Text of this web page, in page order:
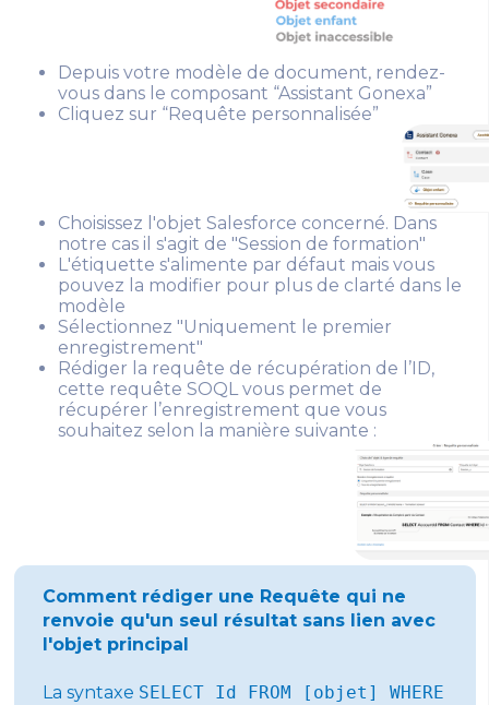
Depuis votre modèle de document, rendez-
vous dans le composant “Assistant Gonexa”
Cliquez sur “Requête personnalisée”
Choisissez l'objet Salesforce concerné. Dans
notre cas il s'agit de "Session de formation"
L'étiquette s'alimente par défaut mais vous
pouvez la modifier pour plus de clarté dans le
modèle
Sélectionnez "Uniquement le premier
enregistrement"
Rédiger la requête de récupération de l’ID,
cette requête SOQL vous permet de
récupérer l’enregistrement que vous
souhaitez selon la manière suivante :
Comment rédiger une Requête qui ne
renvoie qu'un seul résultat sans lien avec
l'objet principal
La syntaxe SELECT Id FROM [objet] WHERE